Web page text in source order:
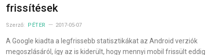
frissítések
Szerző: PÉTER 2017-05-07
A Google kiadta a legfrissebb statisztikákat az Android verziók
megoszlásáról, így az is kiderült, hogy mennyi mobil frissült eddig